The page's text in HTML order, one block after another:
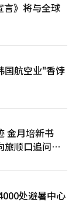
朗普总统在北京
的沉重时代阴
的需求之间存在
是由上而下精心
半年的时间，日
本报道经人工
厂在收购后经过
球战略与过去
集中于出口国内
品组装）生产，
’...欧洲型掀背
借符合欧洲消费
的‘雅力士时
被习近
北京车展上发
）。不仅如
旗等中国企业正
利亚和墨西哥市
道路环境和实用
车销售的40%以
6月推出专为欧
品牌Repass
言》将与全球
国航空业"香饽
金月培新书
旅顺口追问历
处避暑中心